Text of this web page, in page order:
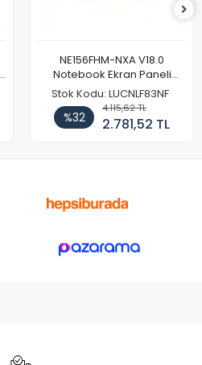
NE156FHM-NXA V18.0
Notebook Ekran Paneli
144Hz
Stok Kodu: LUCNLF83NF
%32
4.115,62 TL
2.781,52 TL